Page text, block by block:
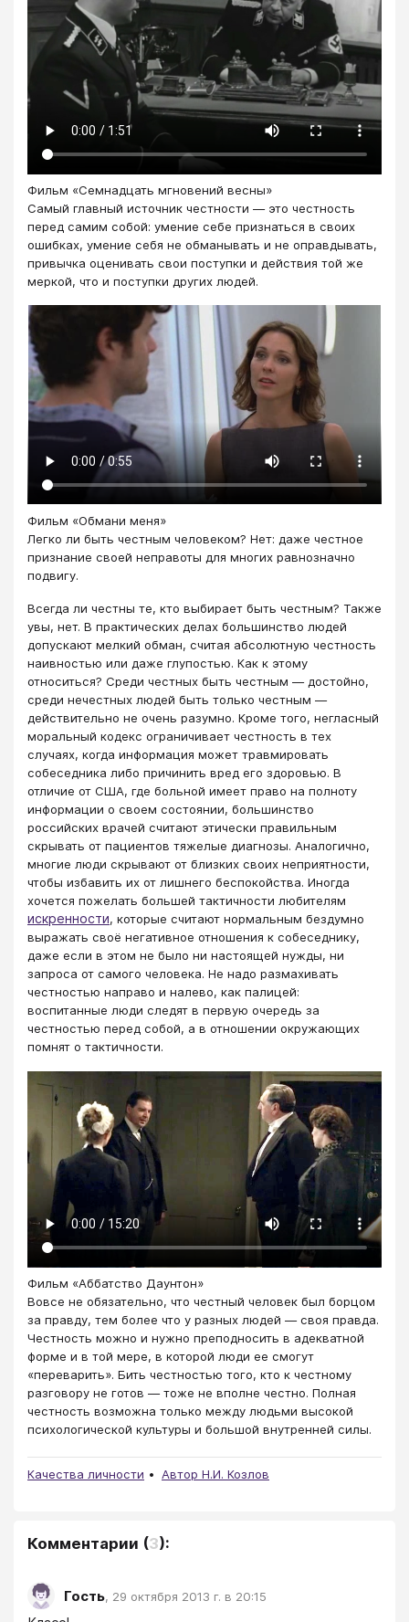
Фильм «Семнадцать мгновений весны»
Самый главный источник честности — это честность
перед самим собой: умение себе признаться в своих
ошибках, умение себя не обманывать и не оправдывать,
привычка оценивать свои поступки и действия той же
меркой, что и поступки других людей.
Фильм «Обмани меня»
Легко ли быть честным человеком? Нет: даже честное
признание своей неправоты для многих равнозначно
подвигу.
Всегда ли честны те, кто выбирает быть честным? Также
увы, нет. В практических делах большинство людей
допускают мелкий обман, считая абсолютную честность
наивностью или даже глупостью. Как к этому
относиться? Среди честных быть честным — достойно,
среди нечестных людей быть только честным —
действительно не очень разумно. Кроме того, негласный
моральный кодекс ограничивает честность в тех
случаях, когда информация может травмировать
собеседника либо причинить вред его здоровью. В
отличие от США, где больной имеет право на полноту
информации о своем состоянии, большинство
российских врачей считают этически правильным
скрывать от пациентов тяжелые диагнозы. Аналогично,
многие люди скрывают от близких своих неприятности,
чтобы избавить их от лишнего беспокойства. Иногда
хочется пожелать большей тактичности любителям
искренности, которые считают нормальным бездумно
выражать своё негативное отношения к собеседнику,
даже если в этом не было ни настоящей нужды, ни
запроса от самого человека. Не надо размахивать
честностью направо и налево, как палицей:
воспитанные люди следят в первую очередь за
честностью перед собой, а в отношении окружающих
помнят о тактичности.
Фильм «Аббатство Даунтон»
Вовсе не обязательно, что честный человек был борцом
за правду, тем более что у разных людей — своя правда.
Честность можно и нужно преподносить в адекватной
форме и в той мере, в которой люди ее смогут
«переварить». Бить честностью того, кто к честному
разговору не готов — тоже не вполне честно. Полная
честность возможна только между людьми высокой
психологической культуры и большой внутренней силы.
Качества личности Автор Н.И. Козлов
Комментарии (3):
Гость, 29 октября 2013 г. в 20:15